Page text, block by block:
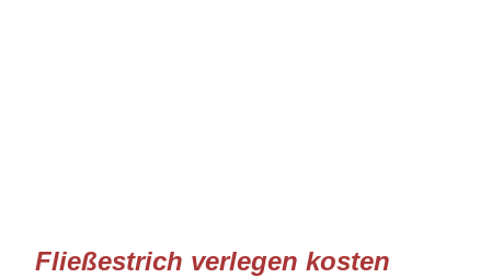
Fließestrich verlegen kosten